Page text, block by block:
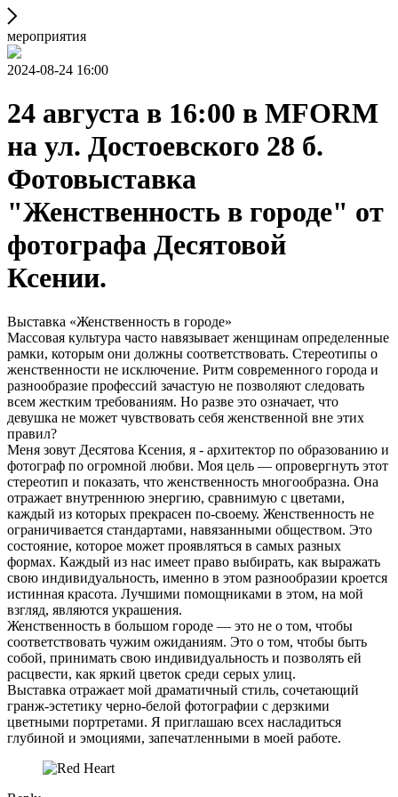
мероприятия
2024-08-24 16:00
24 августа в 16:00 в MFORM
на ул. Достоевского 28 б.
Фотовыставка
"Женственность в городе" от
фотографа Десятовой
Ксении.
Выставка «Женственность в городе»
Массовая культура часто навязывает женщинам определенные
рамки, которым они должны соответствовать. Стереотипы о
женственности не исключение. Ритм современного города и
разнообразие профессий зачастую не позволяют следовать
всем жестким требованиям. Но разве это означает, что
девушка не может чувствовать себя женственной вне этих
правил?
Меня зовут Десятова Ксения, я - архитектор по образованию и
фотограф по огромной любви. Моя цель — опровергнуть этот
стереотип и показать, что женственность многообразна. Она
отражает внутреннюю энергию, сравнимую с цветами,
каждый из которых прекрасен по-своему. Женственность не
ограничивается стандартами, навязанными обществом. Это
состояние, которое может проявляться в самых разных
формах. Каждый из нас имеет право выбирать, как выражать
свою индивидуальность, именно в этом разнообразии кроется
истинная красота. Лучшими помощниками в этом, на мой
взгляд, являются украшения.
Женственность в большом городе — это не о том, чтобы
соответствовать чужим ожиданиям. Это о том, чтобы быть
собой, принимать свою индивидуальность и позволять ей
расцвести, как яркий цветок среди серых улиц.
Выставка отражает мой драматичный стиль, сочетающий
гранж-эстетику черно-белой фотографии с дерзкими
цветными портретами. Я приглашаю всех насладиться
глубиной и эмоциями, запечатленными в моей работе.